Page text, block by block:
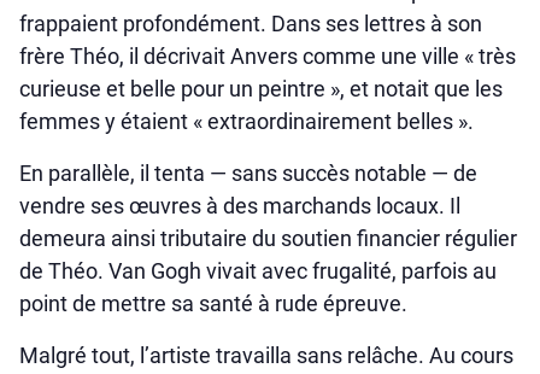
frappaient profondément. Dans ses lettres à son
frère Théo, il décrivait Anvers comme une ville « très
curieuse et belle pour un peintre », et notait que les
femmes y étaient « extraordinairement belles ».
En parallèle, il tenta — sans succès notable — de
vendre ses œuvres à des marchands locaux. Il
demeura ainsi tributaire du soutien financier régulier
de Théo. Van Gogh vivait avec frugalité, parfois au
point de mettre sa santé à rude épreuve.
Malgré tout, l’artiste travailla sans relâche. Au cours